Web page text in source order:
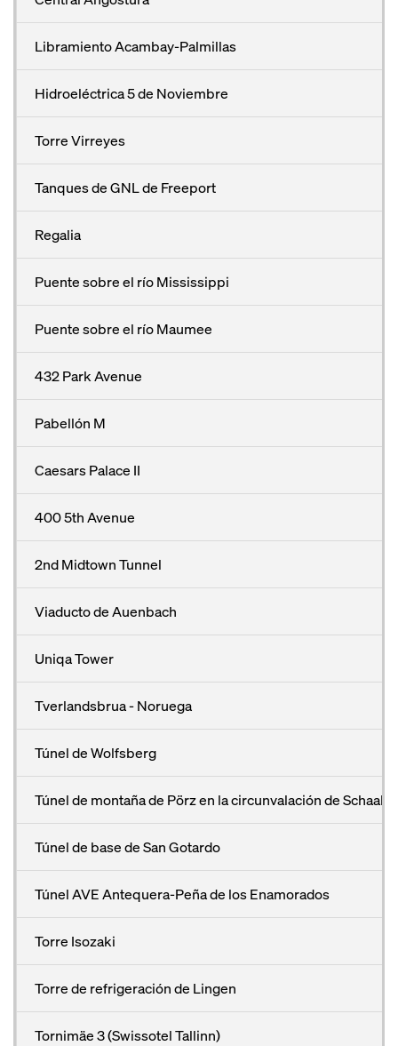
Libramiento Acambay-Palmillas
Hidroeléctrica 5 de Noviembre
Torre Virreyes
Tanques de GNL de Freeport
Regalia
Puente sobre el río Mississippi
Puente sobre el río Maumee
432 Park Avenue
Pabellón M
Caesars Palace II
400 5th Avenue
2nd Midtown Tunnel
Viaducto de Auenbach
Uniqa Tower
Tverlandsbrua - Noruega
Túnel de Wolfsberg
Túnel de montaña de Pörz en la circunvalación de Schaala
Túnel de base de San Gotardo
Túnel AVE Antequera-Peña de los Enamorados
Torre Isozaki
Torre de refrigeración de Lingen
Tornimäe 3 (Swissotel Tallinn)